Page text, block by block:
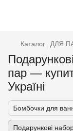
Каталог ДЛЯ
пар —
Україні
Бомбочки для
Подарункові